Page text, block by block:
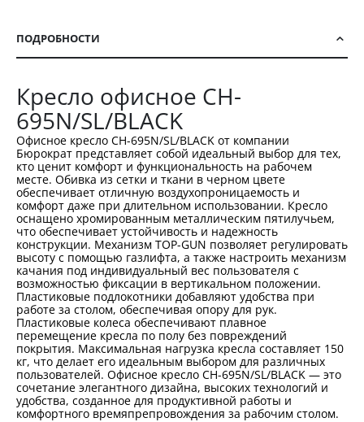
ПОДРОБНОСТИ
Кресло офисное CH-
695N/SL/BLACK
Офисное кресло CH-695N/SL/BLACK от компании
Бюрократ представляет собой идеальный выбор для тех,
кто ценит комфорт и функциональность на рабочем
месте. Обивка из сетки и ткани в черном цвете
обеспечивает отличную воздухопроницаемость и
комфорт даже при длительном использовании. Кресло
оснащено хромированным металлическим пятилучьем,
что обеспечивает устойчивость и надежность
конструкции. Механизм TOP-GUN позволяет регулировать
высоту с помощью газлифта, а также настроить механизм
качания под индивидуальный вес пользователя с
возможностью фиксации в вертикальном положении.
Пластиковые подлокотники добавляют удобства при
работе за столом, обеспечивая опору для рук.
Пластиковые колеса обеспечивают плавное
перемещение кресла по полу без повреждений
покрытия. Максимальная нагрузка кресла составляет 150
кг, что делает его идеальным выбором для различных
пользователей. Офисное кресло CH-695N/SL/BLACK — это
сочетание элегантного дизайна, высоких технологий и
удобства, созданное для продуктивной работы и
комфортного времяпрепровождения за рабочим столом.